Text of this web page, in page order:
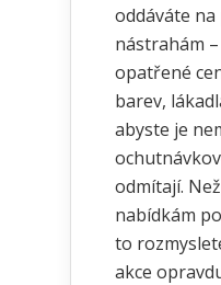
oddáváte
nástrahám
opatřené
barev,
abyste je
odmítají.
nabídkám
to
akce